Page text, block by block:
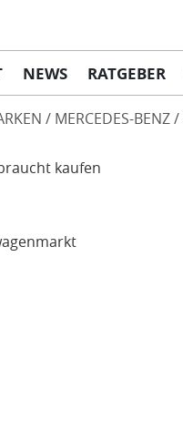
NEWS RATGEBER
MERCEDES-BENZ
kaufen